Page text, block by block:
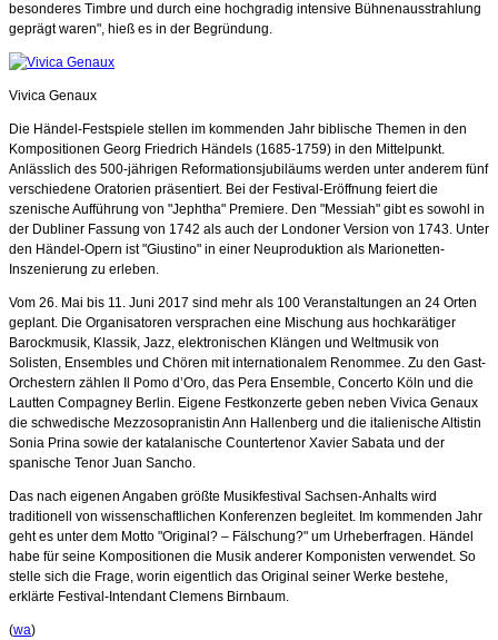
besonderes Timbre und durch eine hochgradig intensive Bühnenausstrahlung
geprägt waren", hieß es in der Begründung.
Vivica Genaux
Die Händel-Festspiele stellen im kommenden Jahr biblische Themen in den
Kompositionen Georg Friedrich Händels (1685-1759) in den Mittelpunkt.
Anlässlich des 500-jährigen Reformationsjubiläums werden unter anderem fünf
verschiedene Oratorien präsentiert. Bei der Festival-Eröffnung feiert die
szenische Aufführung von "Jephtha" Premiere. Den "Messiah" gibt es sowohl in
der Dubliner Fassung von 1742 als auch der Londoner Version von 1743. Unter
den Händel-Opern ist "Giustino" in einer Neuproduktion als Marionetten-
Inszenierung zu erleben.
Vom 26. Mai bis 11. Juni 2017 sind mehr als 100 Veranstaltungen an 24 Orten
geplant. Die Organisatoren versprachen eine Mischung aus hochkarätiger
Barockmusik, Klassik, Jazz, elektronischen Klängen und Weltmusik von
Solisten, Ensembles und Chören mit internationalem Renommee. Zu den Gast-
Orchestern zählen Il Pomo d’Oro, das Pera Ensemble, Concerto Köln und die
Lautten Compagney Berlin. Eigene Festkonzerte geben neben Vivica Genaux
die schwedische Mezzosopranistin Ann Hallenberg und die italienische Altistin
Sonia Prina sowie der katalanische Countertenor Xavier Sabata und der
spanische Tenor Juan Sancho.
Das nach eigenen Angaben größte Musikfestival Sachsen-Anhalts wird
traditionell von wissenschaftlichen Konferenzen begleitet. Im kommenden Jahr
geht es unter dem Motto "Original? – Fälschung?" um Urheberfragen. Händel
habe für seine Kompositionen die Musik anderer Komponisten verwendet. So
stelle sich die Frage, worin eigentlich das Original seiner Werke bestehe,
erklärte Festival-Intendant Clemens Birnbaum.
(wa)